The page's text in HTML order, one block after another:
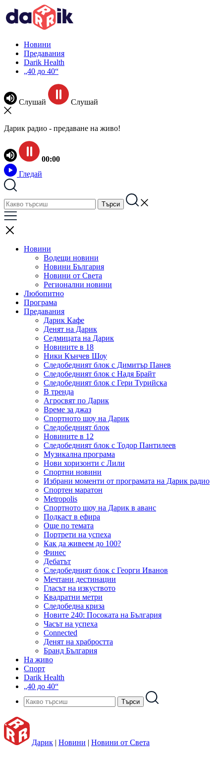
Новини
Предавания
Darik Health
„40 до 40“
Слушай Слушай
Дарик радио - предаване на живо!
00:00
Гледай
Новини
Водещи новини
Новини България
Новини от Света
Регионални новини
Любопитно
Програма
Предавания
Дарик Кафе
Денят на Дарик
Седмицата на Дарик
Новините в 18
Ники Кънчев Шоу
Следобедният блок с Димитър Панев
Следобедният блок с Надя Брайт
Следобедният блок с Гери Турийска
В тренда
Агросвят по Дарик
Време за джаз
Спортното шоу на Дарик
Следобедният блок
Новините в 12
Следобедният блок с Тодор Пантилеев
Музикална програма
Нови хоризонти с Лили
Спортни новини
Избрани моменти от програмата на Дарик радио
Спортен маратон
Metropolis
Спортното шоу на Дарик в аванс
Подкаст в ефира
Още по темата
Портрети на успеха
Как да живеем до 100?
Финес
Дебатът
Следобедният блок с Георги Иванов
Мечтани дестинации
Гласът на изкуството
Квадратни метри
Следобедна криза
Новите 240: Посоката на България
Часът на успеха
Connected
Денят на храбростта
Бранд България
На живо
Спорт
Darik Health
„40 до 40“
Дарик | Новини | Новини от Света